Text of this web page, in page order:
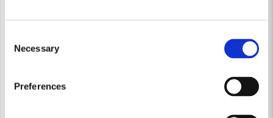
Selection
Necessary
Preferences